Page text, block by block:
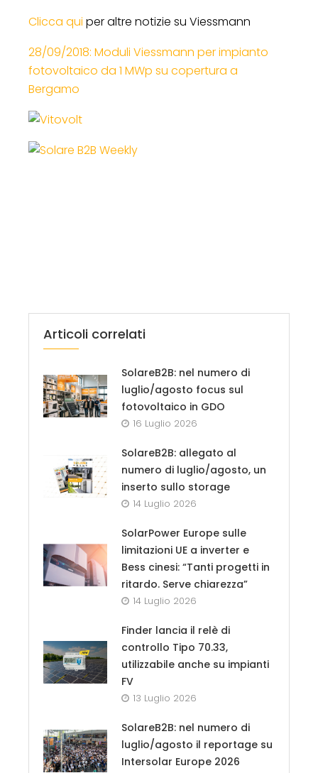
Clicca qui per altre notizie su Viessmann
28/09/2018: Moduli Viessmann per impianto
fotovoltaico da 1 MWp su copertura a
Bergamo
Articoli correlati
SolareB2B: nel numero di
luglio/agosto focus sul
fotovoltaico in GDO
16 Luglio 2026
SolareB2B: allegato al
numero di luglio/agosto, un
inserto sullo storage
14 Luglio 2026
SolarPower Europe sulle
limitazioni UE a inverter e
Bess cinesi: “Tanti progetti in
ritardo. Serve chiarezza”
14 Luglio 2026
Finder lancia il relè di
controllo Tipo 70.33,
utilizzabile anche su impianti
FV
13 Luglio 2026
SolareB2B: nel numero di
luglio/agosto il reportage su
Intersolar Europe 2026